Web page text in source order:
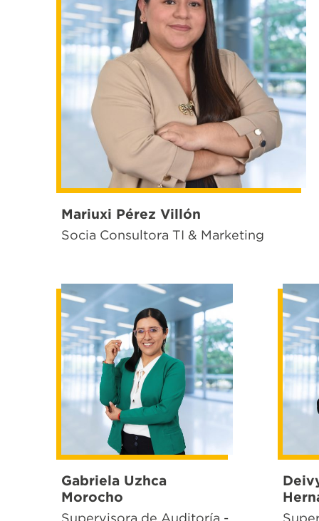
Mariuxi Pérez Villón
Socia Consultora TI & Marketing
Gabriela Uzhca
Morocho
Supervisora de Auditoría -